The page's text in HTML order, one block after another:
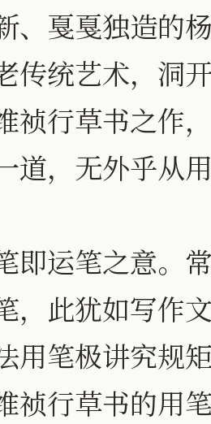
、戛戛独造的
传统艺术，洞
祯行草书之作
道，无外乎从
运笔之意。常
，此犹如写作
用笔极讲究规
祯行草书的用